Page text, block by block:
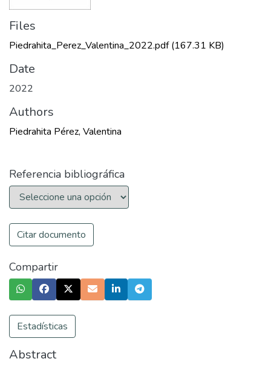
Files
Piedrahita_Perez_Valentina_2022.pdf(167.31 KB)
Date
2022
Authors
Piedrahita Pérez, Valentina
Referencia bibliográfica
Citar documento
Compartir
Estadísticas
Abstract